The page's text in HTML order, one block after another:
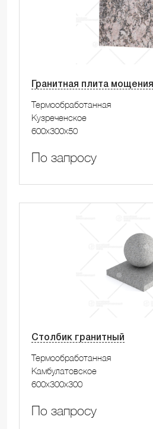
Гранитная плита мощения
Термообработанная
Кузреченское
600x300x50
По запросу
Столбик гранитный
Термообработанная
Камбулатовское
600x300x300
По запросу